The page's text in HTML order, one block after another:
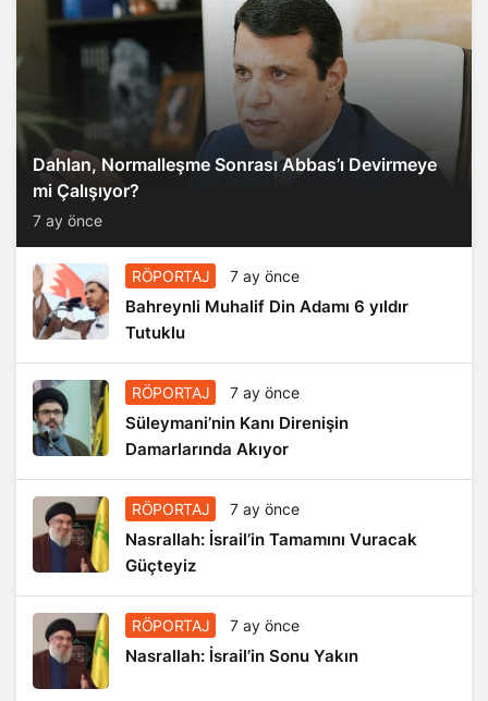
Dahlan, Normalleşme Sonrası Abbas’ı Devirmeye
mi Çalışıyor?
7 ay önce
RÖPORTAJ 7 ay önce
Bahreynli Muhalif Din Adamı 6 yıldır
Tutuklu
RÖPORTAJ 7 ay önce
Süleymani’nin Kanı Direnişin
Damarlarında Akıyor
RÖPORTAJ 7 ay önce
Nasrallah: İsrail’in Tamamını Vuracak
Güçteyiz
RÖPORTAJ 7 ay önce
Nasrallah: İsrail’in Sonu Yakın